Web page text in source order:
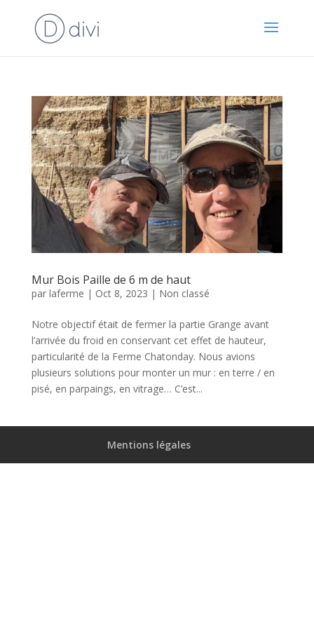
Mur Bois Paille de 6 m de haut
par laferme | Oct 8, 2023 | Non classé
Notre objectif était de fermer la partie Grange avant
l’arrivée du froid en conservant cet effet de hauteur,
particularité de la Ferme Chatonday. Nous avions
plusieurs solutions pour monter un mur : en terre / en
pisé, en parpaings, en vitrage… C’est...
Mentions légales